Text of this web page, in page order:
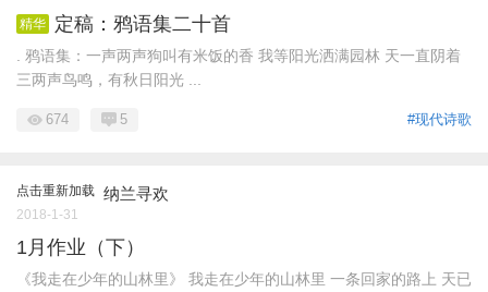
精华 定稿：鸦语集二十首
. 鸦语集：一声两声狗叫有米饭的香 我等阳光洒满园林 天一直阴着
三两声鸟鸣，有秋日阳光 ...
#现代诗歌
674 5
点击重新加载 纳兰寻欢
2018-1-31
1月作业（下）
《我走在少年的山林里》 我走在少年的山林里 一条回家的路上 天已